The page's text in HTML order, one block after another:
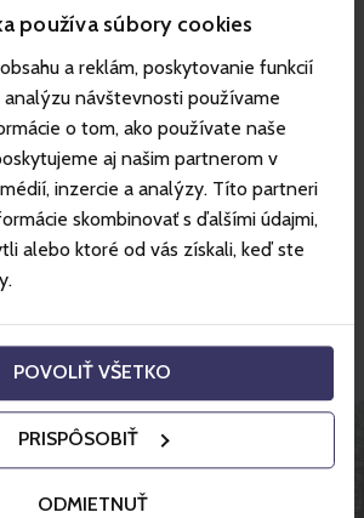
používa súbory cookies
a reklám, poskytovanie funkcií
analýzu návštevnosti používame
o tom, ako používate naše
aj našim partnerom v
inzercie a analýzy. Títo partneri
skombinovať s ďalšími údajmi,
alebo ktoré od vás získali, keď ste
POVOLIŤ VŠETKO
PRISPÔSOBIŤ
ODMIETNUŤ
Viac o stredisku
s